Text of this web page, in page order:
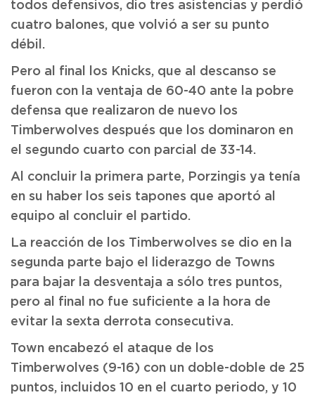
todos defensivos, dio tres asistencias y perdió
cuatro balones, que volvió a ser su punto
débil.
Pero al final los Knicks, que al descanso se
fueron con la ventaja de 60-40 ante la pobre
defensa que realizaron de nuevo los
Timberwolves después que los dominaron en
el segundo cuarto con parcial de 33-14.
Al concluir la primera parte, Porzingis ya tenía
en su haber los seis tapones que aportó al
equipo al concluir el partido.
La reacción de los Timberwolves se dio en la
segunda parte bajo el liderazgo de Towns
para bajar la desventaja a sólo tres puntos,
pero al final no fue suficiente a la hora de
evitar la sexta derrota consecutiva.
Town encabezó el ataque de los
Timberwolves (9-16) con un doble-doble de 25
puntos, incluidos 10 en el cuarto periodo, y 10